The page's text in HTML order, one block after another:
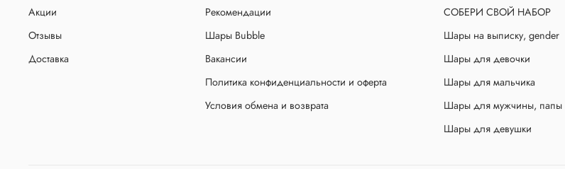
Акции
Отзывы
Доставка
Рекомендации
Шары Bubble
Вакансии
Политика конфиденциальности и оферта
Условия обмена и возврата
СОБЕРИ СВОЙ НАБОР
Шары на выписку, gender
Шары для девочки
Шары для мальчика
Шары для мужчины, папы
Шары для девушки